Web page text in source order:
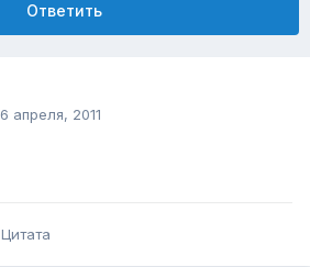
Ответить
6 апреля, 2011
Цитата